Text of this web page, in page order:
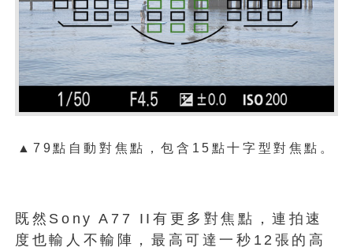
▲79點自動對焦點，包含15點十字型對焦點。
既然Sony A77 II有更多對焦點，連拍速
度也輸人不輸陣，最高可達一秒12張的高